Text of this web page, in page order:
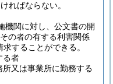
ればならない。
機関に対し、公文書の開
の者の有する利害関係
求することができる。
る者
又は事業所に勤務する